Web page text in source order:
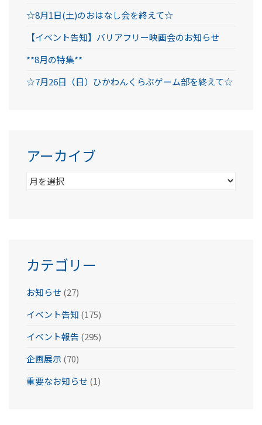
☆8月1日(土)のおはなし会を終えて☆
【イベント告知】バリアフリー映画会のお知らせ
**8月の特集**
☆7月26日（日）ひかわんくらぶゲーム部を終えて☆
アーカイブ
ア
カテゴリー
お知らせ (27)
イベント告知 (175)
イベント報告 (295)
企画展示(70)
重要なお知らせ (1)